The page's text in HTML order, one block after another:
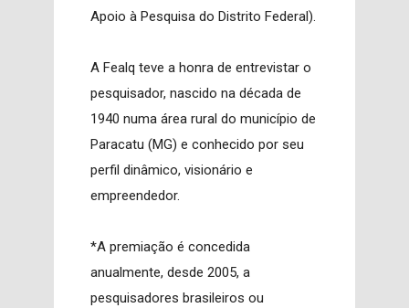
Apoio à Pesquisa do Distrito Federal).
A Fealq teve a honra de entrevistar o
pesquisador, nascido na década de
1940 numa área rural do município de
Paracatu (MG) e conhecido por seu
perfil dinâmico, visionário e
empreendedor.
*A premiação é concedida
anualmente, desde 2005, a
pesquisadores brasileiros ou